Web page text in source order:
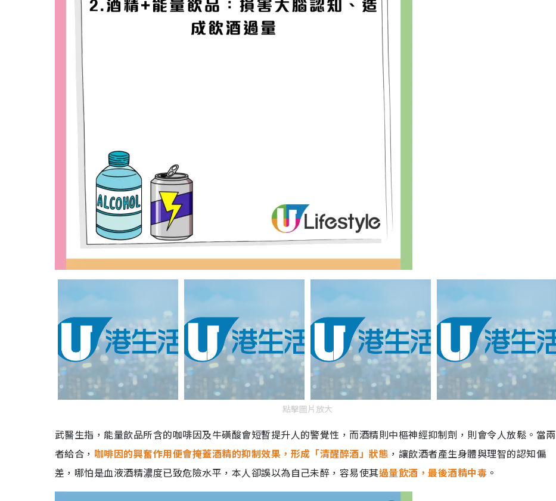
點擊圖片放大
武醫生指，能量飲品所含的咖啡因及牛磺酸會短暫提升人的警覺性，而酒精則中樞神經抑制劑，則會令人放鬆。當兩
者給合， 咖啡因的興奮作用便會掩蓋酒精的抑制效果，形成「清醒醉酒」狀態 ，讓飲酒者產生身體與理智的認知偏
差，哪怕是血液酒精濃度已致危險水平，本人卻誤以為自己未醉，容易使其過量飲酒，最後酒精中毒 。